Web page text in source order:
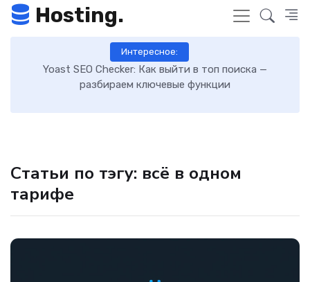
Hosting.
Интересное:
Yoast SEO Checker: Как выйти в топ поиска —
разбираем ключевые функции
Статьи по тэгу: всё в одном
тарифе